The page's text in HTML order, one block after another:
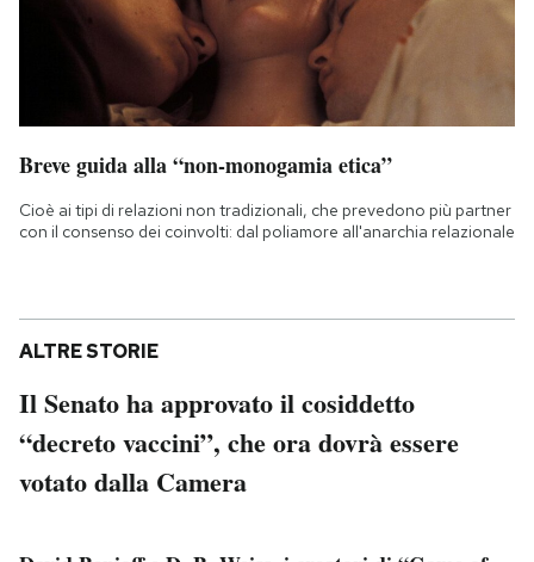
Breve guida alla “non-monogamia etica”
Cioè ai tipi di relazioni non tradizionali, che prevedono più partner
con il consenso dei coinvolti: dal poliamore all'anarchia relazionale
ALTRE STORIE
Il Senato ha approvato il cosiddetto
“decreto vaccini”, che ora dovrà essere
votato dalla Camera